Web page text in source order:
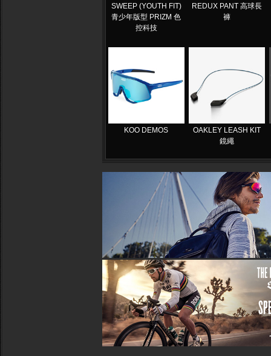
SWEEP (YOUTH FIT)
青少年版型 PRIZM 色
控科技
REDUX PANT 高球長
褲
KOO DEMOS
OAKLEY LEASH KIT
鏡繩